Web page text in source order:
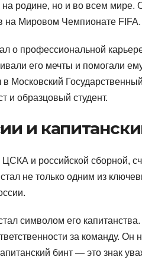
родине, но и во всем
на Мировом Чемпионате FIFA.
о профессиональной
его мечты и помогали
Московский
и образцовый студент.
и
и российской сборной,
не только одним из
символом его
за команду.
бинт — это знак